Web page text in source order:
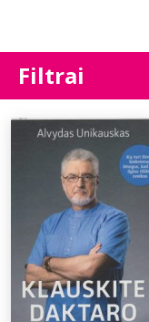
Filtrai